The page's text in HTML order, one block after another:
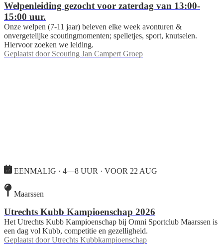
Welpenleiding gezocht voor zaterdag van 13:00-
15:00 uur.
Onze welpen (7-11 jaar) beleven elke week avonturen &
onvergetelijke scoutingmomenten; spelletjes, sport, knutselen.
Hiervoor zoeken we leiding.
Geplaatst door Scouting Jan Campert Groep
EENMALIG · 4—8 UUR · VOOR 22 AUG
Maarssen
Utrechts Kubb Kampioenschap 2026
Het Utrechts Kubb Kampioenschap bij Omni Sportclub Maarssen is
een dag vol Kubb, competitie en gezelligheid.
Geplaatst door Utrechts Kubbkampioenschap